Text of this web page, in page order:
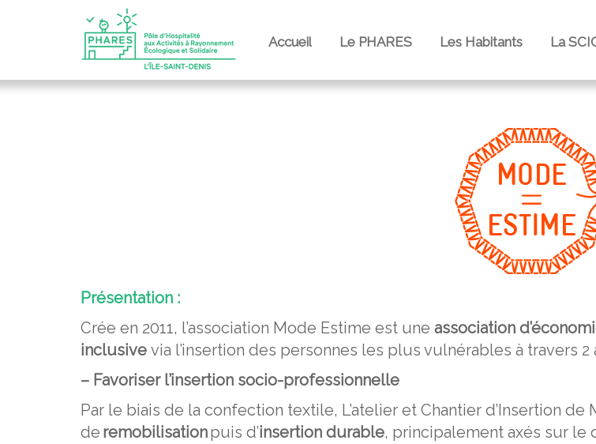
Accueil Le PHARES Les Habitants La
Présentation :
Crée en 2011, l’association Mode Estime est une association
inclusive via l’insertion des personnes les plus vulnérables à travers 2
– Favoriser l’insertion socio-professionnelle
Par le biais de la confection textile, L’atelier et Chantier d’Insertion
de remobilisationpuis d’insertion durable, principalement axés sur